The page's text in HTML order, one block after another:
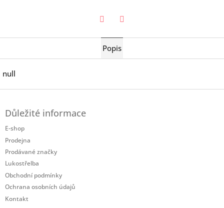
Popis
null
Důležité informace
E-shop
Prodejna
Prodávané značky
Lukostřelba
Obchodní podmínky
Ochrana osobních údajů
Kontakt